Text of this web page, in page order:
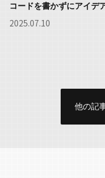
コードを書かずにアイデ
に〜
2025.07.10
他の記